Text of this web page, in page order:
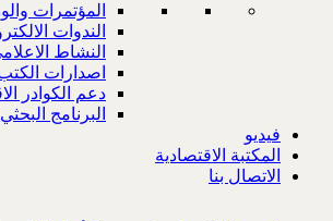
المؤتمرات
الندوات
النشاط
اصدارات الكتب
دعم الكوادر
البرنامج
فيديو
المكتبة الاقتصادية
الاتصال بنا